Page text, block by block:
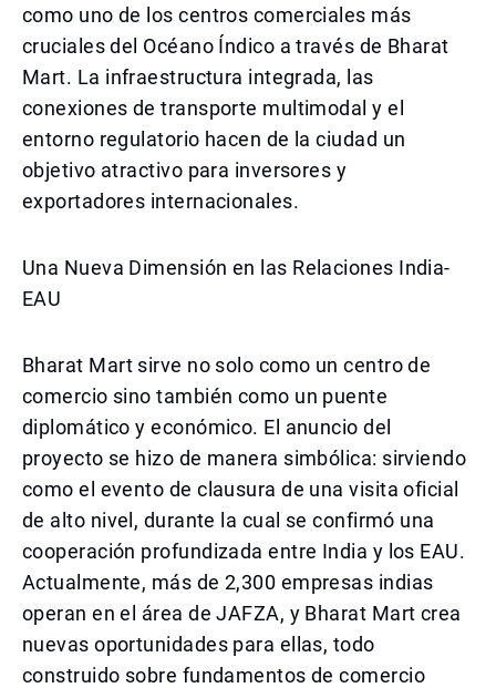
como uno de los centros comerciales más
cruciales del Océano Índico a través de Bharat
Mart. La infraestructura integrada, las
conexiones de transporte multimodal y el
entorno regulatorio hacen de la ciudad un
objetivo atractivo para inversores y
exportadores internacionales.
Una Nueva Dimensión en las Relaciones India-
EAU
Bharat Mart sirve no solo como un centro de
comercio sino también como un puente
diplomático y económico. El anuncio del
proyecto se hizo de manera simbólica: sirviendo
como el evento de clausura de una visita oficial
de alto nivel, durante la cual se confirmó una
cooperación profundizada entre India y los EAU.
Actualmente, más de 2,300 empresas indias
operan en el área de JAFZA, y Bharat Mart crea
nuevas oportunidades para ellas, todo
construido sobre fundamentos de comercio